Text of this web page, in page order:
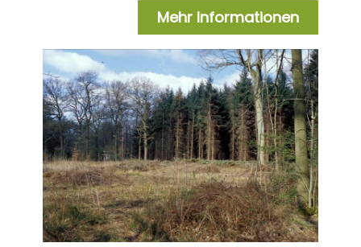
Mehr Informationen